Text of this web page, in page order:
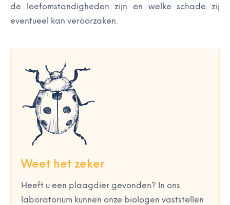
de leefomstandigheden zijn en welke schade zij
eventueel kan veroorzaken.
Weet het zeker
Heeft u een plaagdier gevonden? In ons
laboratorium kunnen onze biologen vaststellen